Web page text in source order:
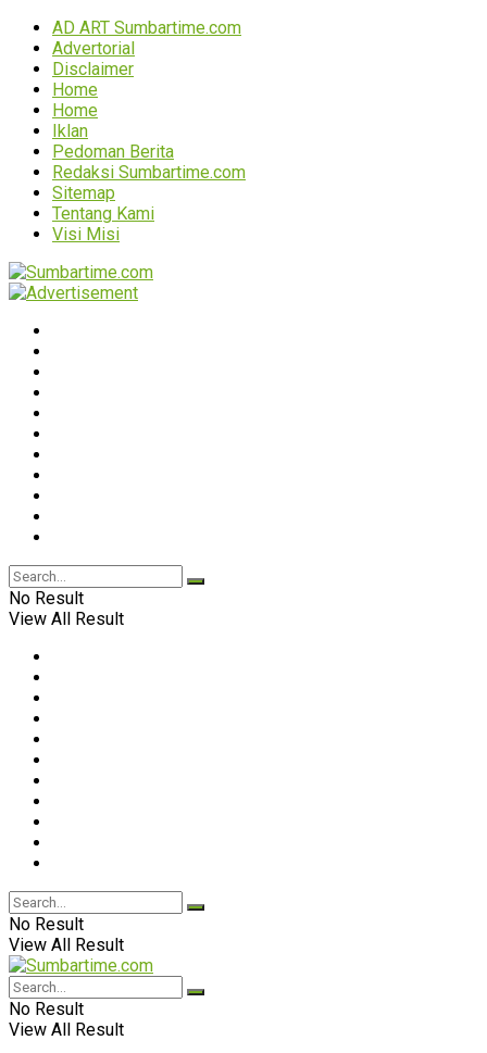
AD ART Sumbartime.com
Advertorial
Disclaimer
Home
Home
Iklan
Pedoman Berita
Redaksi Sumbartime.com
Sitemap
Tentang Kami
Visi Misi
No Result
View All Result
No Result
View All Result
No Result
View All Result